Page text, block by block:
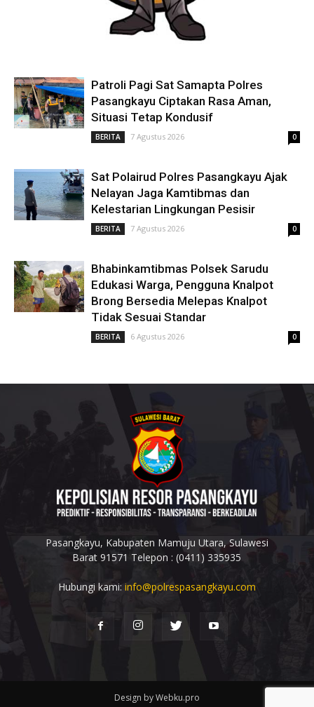
Patroli Pagi Sat Samapta Polres
Pasangkayu Ciptakan Rasa Aman,
Situasi Tetap Kondusif
BERITA 7 Agustus 2026 0
Sat Polairud Polres Pasangkayu Ajak
Nelayan Jaga Kamtibmas dan
Kelestarian Lingkungan Pesisir
BERITA 7 Agustus 2026 0
Bhabinkamtibmas Polsek Sarudu
Edukasi Warga, Pengguna Knalpot
Brong Bersedia Melepas Knalpot
Tidak Sesuai Standar
BERITA 6 Agustus 2026 0
Pasangkayu, Kabupaten Mamuju Utara, Sulawesi
Barat 91571 Telepon : (0411) 335935
Hubungi kami: info@polrespasangkayu.com
Design by Webku.pro